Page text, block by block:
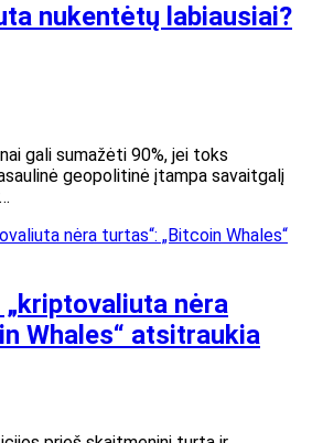
nukentėtų labiausiai?
gali sumažėti 90%, jei toks
geopolitinė įtampa savaitgalį
„kriptovaliuta nėra
Whales“ atsitraukia